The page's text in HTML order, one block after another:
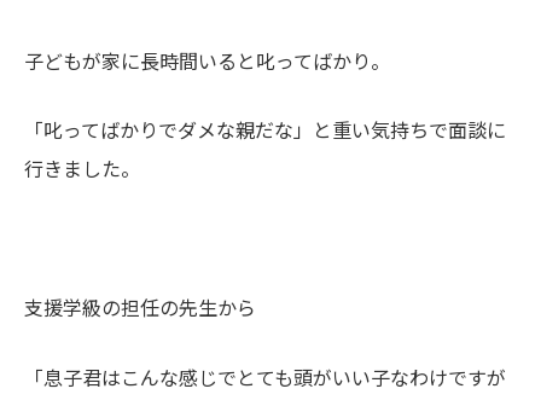
子どもが家に長時間いると叱ってばかり。
「叱ってばかりでダメな親だな」と重い気持ちで面談に
行きました。
支援学級の担任の先生から
「息子君はこんな感じでとても頭がいい子なわけですが